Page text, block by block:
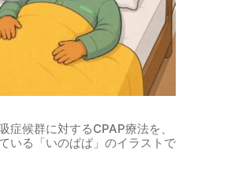
症候群に対するCPAP療法を、
いる「いのぱぱ」のイラストで